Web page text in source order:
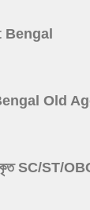
Bengal
West
OBC